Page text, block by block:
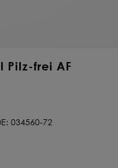
Pilz-frei AF
034560-72